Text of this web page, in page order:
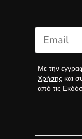
Με την
Χρήσης και
από τις